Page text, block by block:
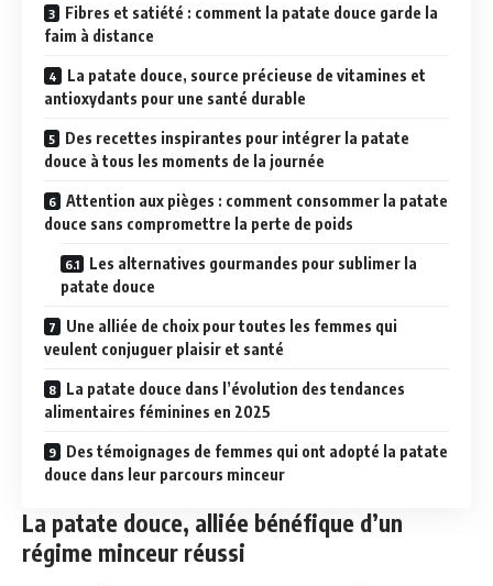
Fibres et satiété : comment la patate douce garde la
faim à distance
La patate douce, source précieuse de vitamines et
antioxydants pour une santé durable
Des recettes inspirantes pour intégrer la patate
douce à tous les moments de la journée
Attention aux pièges : comment consommer la patate
douce sans compromettre la perte de poids
Les alternatives gourmandes pour sublimer la
patate douce
Une alliée de choix pour toutes les femmes qui
veulent conjuguer plaisir et santé
La patate douce dans l’évolution des tendances
alimentaires féminines en 2025
Des témoignages de femmes qui ont adopté la patate
douce dans leur parcours minceur
La patate douce, alliée bénéfique d’un
régime minceur réussi